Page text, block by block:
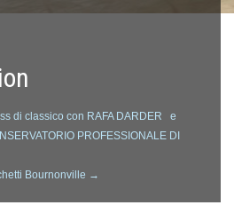
di classico con RAFA DARDER e
PROFESSIONALE DI
Bournonville →